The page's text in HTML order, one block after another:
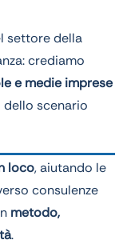
settore della
crediamo
e medie imprese
scenario
loco, aiutando le
consulenze
metodo,
.